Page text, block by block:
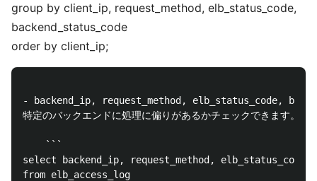
group by client_ip, request_method, elb_status_code,
backend_status_code
order by client_ip;
- backend_ip, request_method, elb_status_code,
特定のバックエンドに処理に偏りがあるかチェックできます。
    ```
select backend_ip, request_method,
from elb_access_log